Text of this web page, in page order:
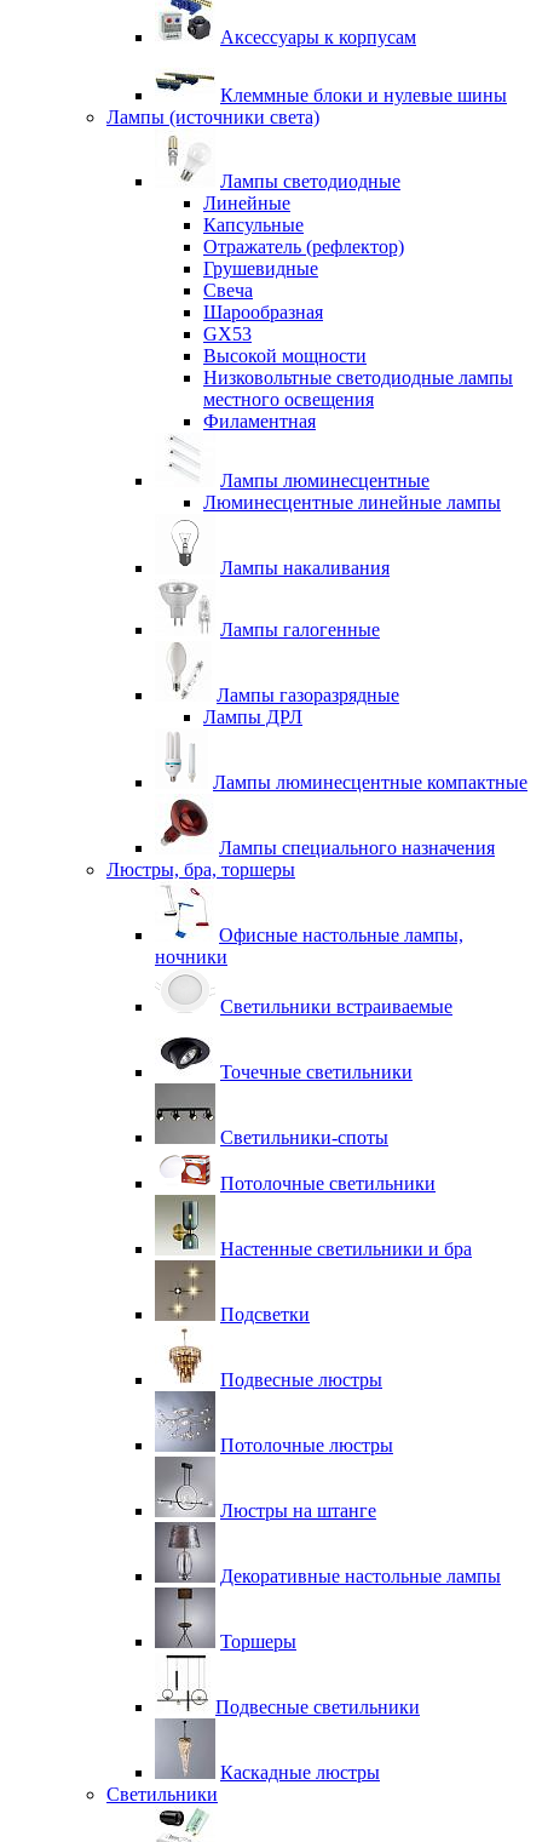
Аксессуары к корпусам
Клеммные блоки и нулевые шины
Лампы (источники света)
Лампы светодиодные
Линейные
Капсульные
Отражатель (рефлектор)
Грушевидные
Свеча
Шарообразная
GX53
Высокой мощности
Низковольтные светодиодные лампы
местного освещения
Филаментная
Лампы люминесцентные
Люминесцентные линейные лампы
Лампы накаливания
Лампы галогенные
Лампы газоразрядные
Лампы ДРЛ
Лампы люминесцентные компактные
Лампы специального назначения
Люстры, бра, торшеры
Офисные настольные лампы,
ночники
Светильники встраиваемые
Точечные светильники
Светильники-споты
Потолочные светильники
Настенные светильники и бра
Подсветки
Подвесные люстры
Потолочные люстры
Люстры на штанге
Декоративные настольные лампы
Торшеры
Подвесные светильники
Каскадные люстры
Светильники